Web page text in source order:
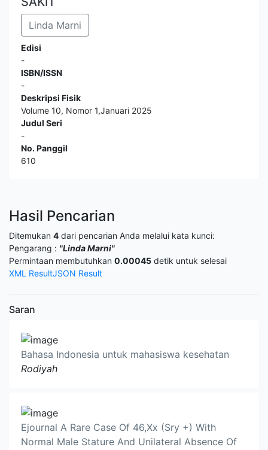
Linda Marni
Edisi
-
ISBN/ISSN
-
Deskripsi Fisik
Volume 10, Nomor 1,Januari 2025
Judul Seri
-
No. Panggil
610
Hasil Pencarian
Ditemukan 4 dari pencarian Anda melalui kata kunci:
Pengarang : "Linda Marni"
Permintaan membutuhkan 0.00045 detik untuk selesai
XML ResultJSON Result
Saran
Bahasa Indonesia untuk mahasiswa kesehatan
Rodiyah
Ejournal A Rare Case Of 46,Xx (Sry +) With
Normal Male Stature And Unilateral Absence Of